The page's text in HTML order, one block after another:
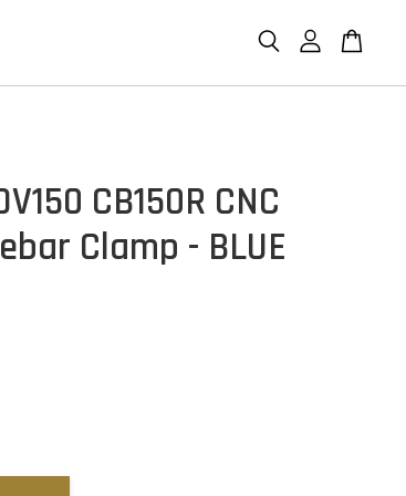
CB150R CNC
Clamp - BLUE